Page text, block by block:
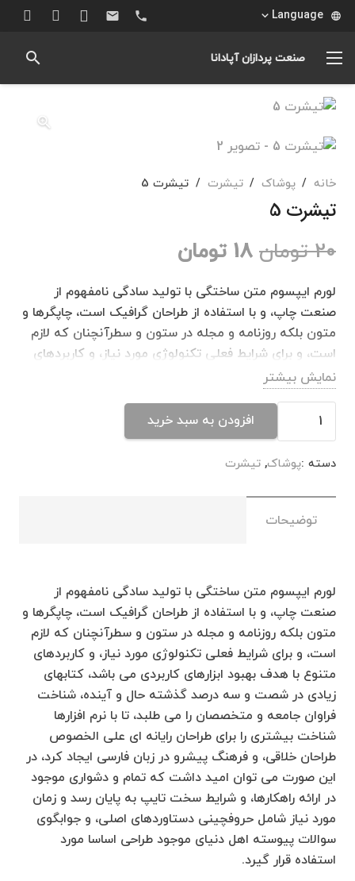
language
Language
phone
email
صنعت پردازان آپادانا search
خانه / پوشاک / تیشرت / تیشرت 5
تیشرت 5
20 تومان قیمت
اصلی
20 تومان
بود.
18 تومان
18 تومان
است.
لورم ایپسوم متن ساختگی با تولید سادگی نامفهوم از
صنعت چاپ، و با استفاده از طراحان گرافیک است، چاپگرها و
متون بلکه روزنامه و مجله در ستون و سطرآنچنان که لازم
است، و برای شرایط فعلی تکنولوژی مورد نیاز، و کاربردهای
متنوع با هدف بهبود ابزارهای کاربردی می باشد، کتابهای
زیادی در شصت و سه درصد گذشته حال و آینده، شناخت
فراوان جامعه و متخصصان را می طلبد، تا با نرم افزارها
شناخت بیشتری را برای طراحان رایانه ای علی الخصوص
طراحان خلاقی، و فرهنگ پیشرو در زبان فارسی ایجاد کرد، در
در ارائه راهکارها، و شرایط سخت تایپ به پایان رسد و زمان
مورد نیاز شامل حروفچینی دستاوردهای اصلی، و جوابگوی
نمایش بیشتر
افزودن به سبد خرید
دسته :پوشاک, تیشرت
توضیحات
لورم ایپسوم متن ساختگی با تولید سادگی نامفهوم از
صنعت چاپ، و با استفاده از طراحان گرافیک است، چاپگرها و
متون بلکه روزنامه و مجله در ستون و سطرآنچنان که لازم
است، و برای شرایط فعلی تکنولوژی مورد نیاز، و کاربردهای
متنوع با هدف بهبود ابزارهای کاربردی می باشد، کتابهای
زیادی در شصت و سه درصد گذشته حال و آینده، شناخت
فراوان جامعه و متخصصان را می طلبد، تا با نرم افزارها
شناخت بیشتری را برای طراحان رایانه ای علی الخصوص
طراحان خلاقی، و فرهنگ پیشرو در زبان فارسی ایجاد کرد، در
این صورت می توان امید داشت که تمام و دشواری موجود
در ارائه راهکارها، و شرایط سخت تایپ به پایان رسد و زمان
مورد نیاز شامل حروفچینی دستاوردهای اصلی، و جوابگوی
سوالات پیوسته اهل دنیای موجود طراحی اساسا مورد
استفاده قرار گیرد.